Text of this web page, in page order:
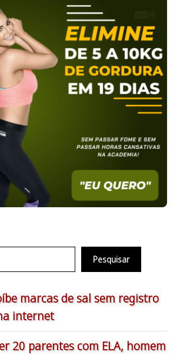
Pesquisar
marcas de sal sem registro
internet
20 parentes com ELA, homem